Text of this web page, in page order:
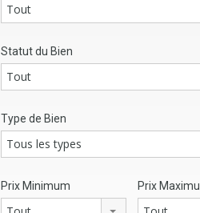
Tout
Statut du Bien
Tout
Type de Bien
Tous les types
Prix Minimum Prix